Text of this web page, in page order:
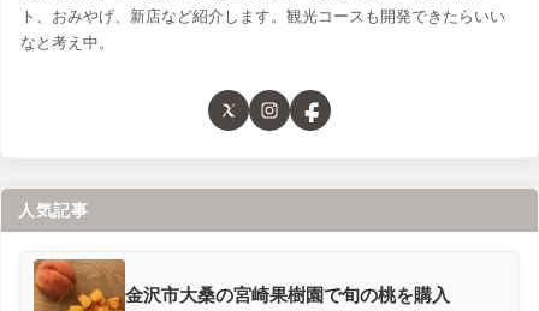
ト、おみやげ、新店など紹介します。観光コースも開発できたらいい
なと考え中。
人気記事
金沢市大桑の宮崎果樹園で旬の桃を購入